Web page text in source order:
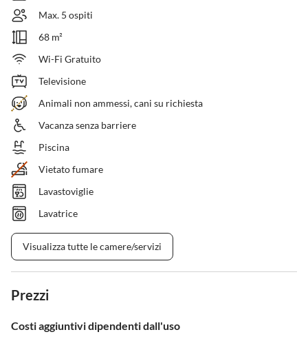
Max. 5 ospiti
68 m²
Wi-Fi Gratuito
Televisione
Animali non ammessi, cani su richiesta
Vacanza senza barriere
Piscina
Vietato fumare
Lavastoviglie
Lavatrice
Visualizza tutte le camere/servizi
Prezzi
Costi aggiuntivi dipendenti dall'uso